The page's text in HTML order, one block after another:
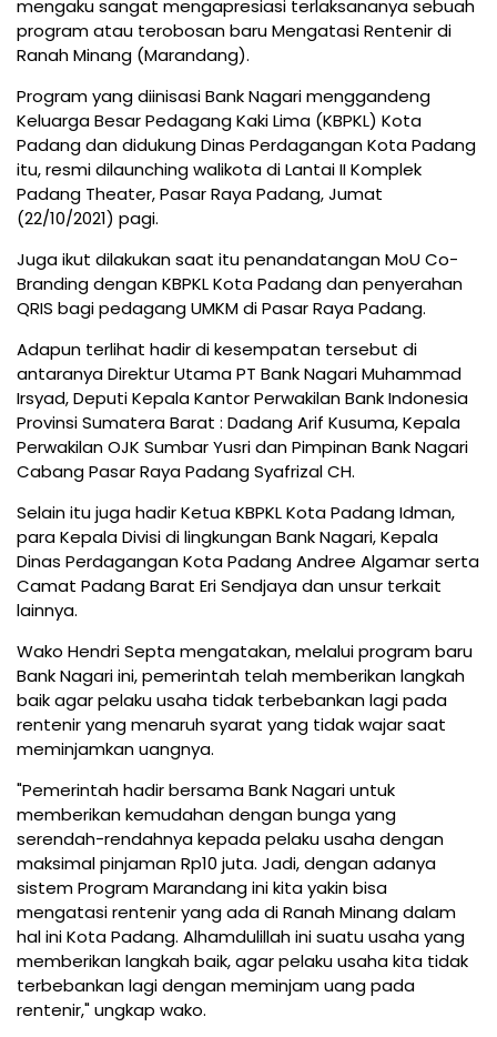
mengaku sangat mengapresiasi terlaksananya sebuah
program atau terobosan baru Mengatasi Rentenir di
Ranah Minang (Marandang).
Program yang diinisasi Bank Nagari menggandeng
Keluarga Besar Pedagang Kaki Lima (KBPKL) Kota
Padang dan didukung Dinas Perdagangan Kota Padang
itu, resmi dilaunching walikota di Lantai II Komplek
Padang Theater, Pasar Raya Padang, Jumat
(22/10/2021) pagi.
Juga ikut dilakukan saat itu penandatangan MoU Co-
Branding dengan KBPKL Kota Padang dan penyerahan
QRIS bagi pedagang UMKM di Pasar Raya Padang.
Adapun terlihat hadir di kesempatan tersebut di
antaranya Direktur Utama PT Bank Nagari Muhammad
Irsyad, Deputi Kepala Kantor Perwakilan Bank Indonesia
Provinsi Sumatera Barat : Dadang Arif Kusuma, Kepala
Perwakilan OJK Sumbar Yusri dan Pimpinan Bank Nagari
Cabang Pasar Raya Padang Syafrizal CH.
Selain itu juga hadir Ketua KBPKL Kota Padang Idman,
para Kepala Divisi di lingkungan Bank Nagari, Kepala
Dinas Perdagangan Kota Padang Andree Algamar serta
Camat Padang Barat Eri Sendjaya dan unsur terkait
lainnya.
Wako Hendri Septa mengatakan, melalui program baru
Bank Nagari ini, pemerintah telah memberikan langkah
baik agar pelaku usaha tidak terbebankan lagi pada
rentenir yang menaruh syarat yang tidak wajar saat
meminjamkan uangnya.
"Pemerintah hadir bersama Bank Nagari untuk
memberikan kemudahan dengan bunga yang
serendah-rendahnya kepada pelaku usaha dengan
maksimal pinjaman Rp10 juta. Jadi, dengan adanya
sistem Program Marandang ini kita yakin bisa
mengatasi rentenir yang ada di Ranah Minang dalam
hal ini Kota Padang. Alhamdulillah ini suatu usaha yang
memberikan langkah baik, agar pelaku usaha kita tidak
terbebankan lagi dengan meminjam uang pada
rentenir," ungkap wako.